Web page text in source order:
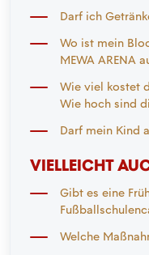
Darf ich
Wo ist mein
MEWA ARENA
Wie viel kostet
Wie hoch sind
Darf mein Kind
VIELLEICHT
Gibt es eine
Welche